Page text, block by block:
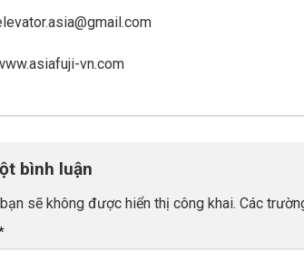
vn.com
bình luận
sẽ không được hiển thị công khai. Các